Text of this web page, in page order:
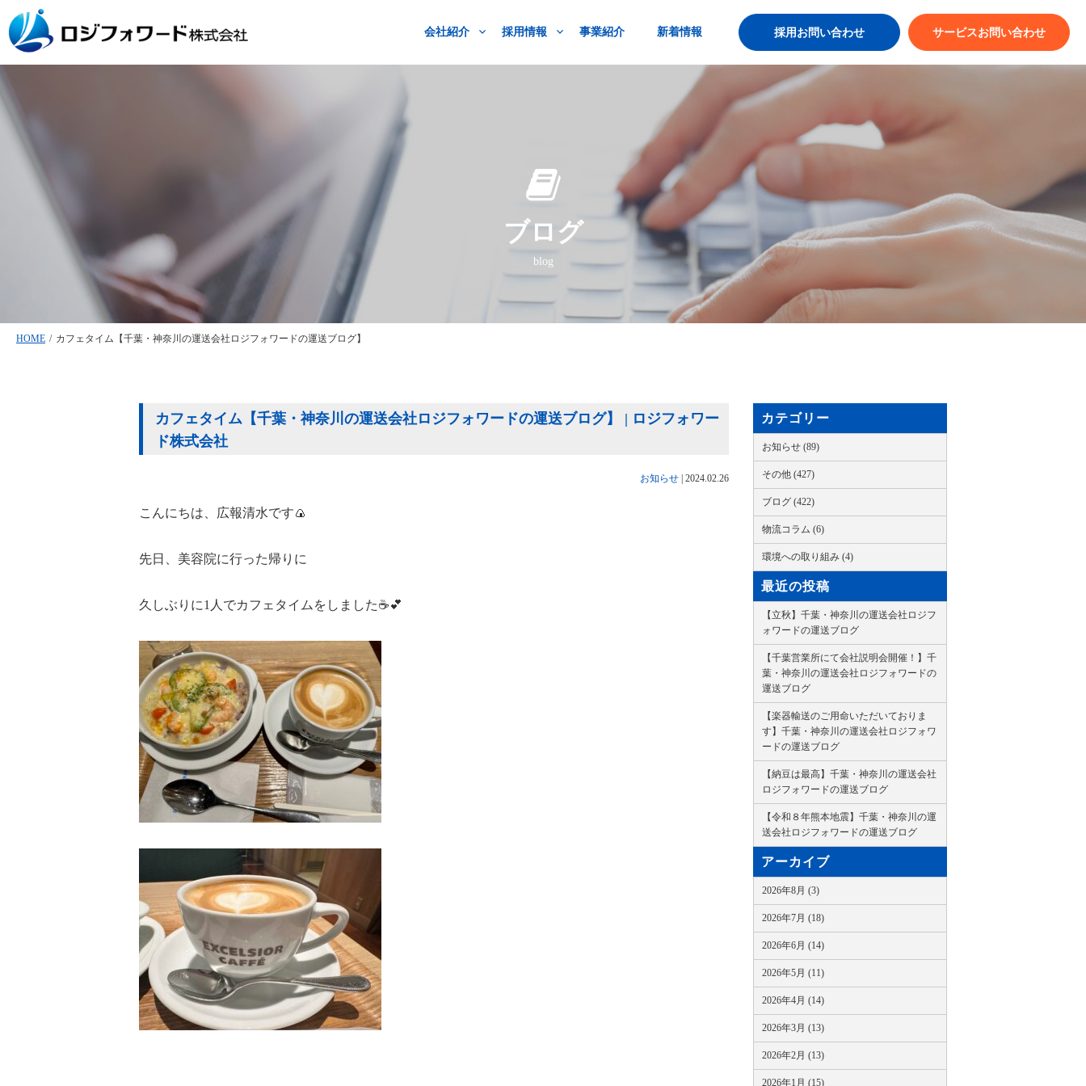
会社紹介 採用情報 事業紹介 新着情報 採用お問い合わせ サービスお問い合わせ
ブログ
blog
HOME / カフェタイム【千葉・神奈川の運送会社ロジフォワードの運送ブログ】
カフェタイム【千葉・神奈川の運送会社ロジフォワードの運送ブログ】 | ロジフォワー
ド株式会社
お知らせ 2024.02.26
こんにちは、広報清水です🍙
先日、美容院に行った帰りに
久しぶりに1人でカフェタイムをしました☕️💕
カテゴリー
お知らせ (89)
その他 (427)
ブログ (422)
物流コラム (6)
環境への取り組み (4)
最近の投稿
【立秋】千葉・神奈川の運送会社ロジフ
ォワードの運送ブログ
【千葉営業所にて会社説明会開催！】千
葉・神奈川の運送会社ロジフォワードの
運送ブログ
【楽器輸送のご用命いただいておりま
す】千葉・神奈川の運送会社ロジフォワ
ードの運送ブログ
【納豆は最高】千葉・神奈川の運送会社
ロジフォワードの運送ブログ
【令和８年熊本地震】千葉・神奈川の運
送会社ロジフォワードの運送ブログ
アーカイブ
2026年8月 (3)
2026年7月 (18)
2026年6月 (14)
2026年5月 (11)
2026年4月 (14)
2026年3月 (13)
2026年2月 (13)
2026年1月 (15)